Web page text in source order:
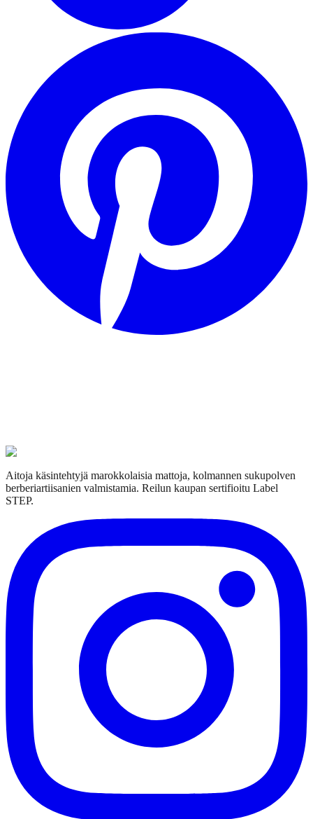
Aitoja käsintehtyjä marokkolaisia mattoja, kolmannen sukupolven
berberiartiisanien valmistamia. Reilun kaupan sertifioitu Label
STEP.